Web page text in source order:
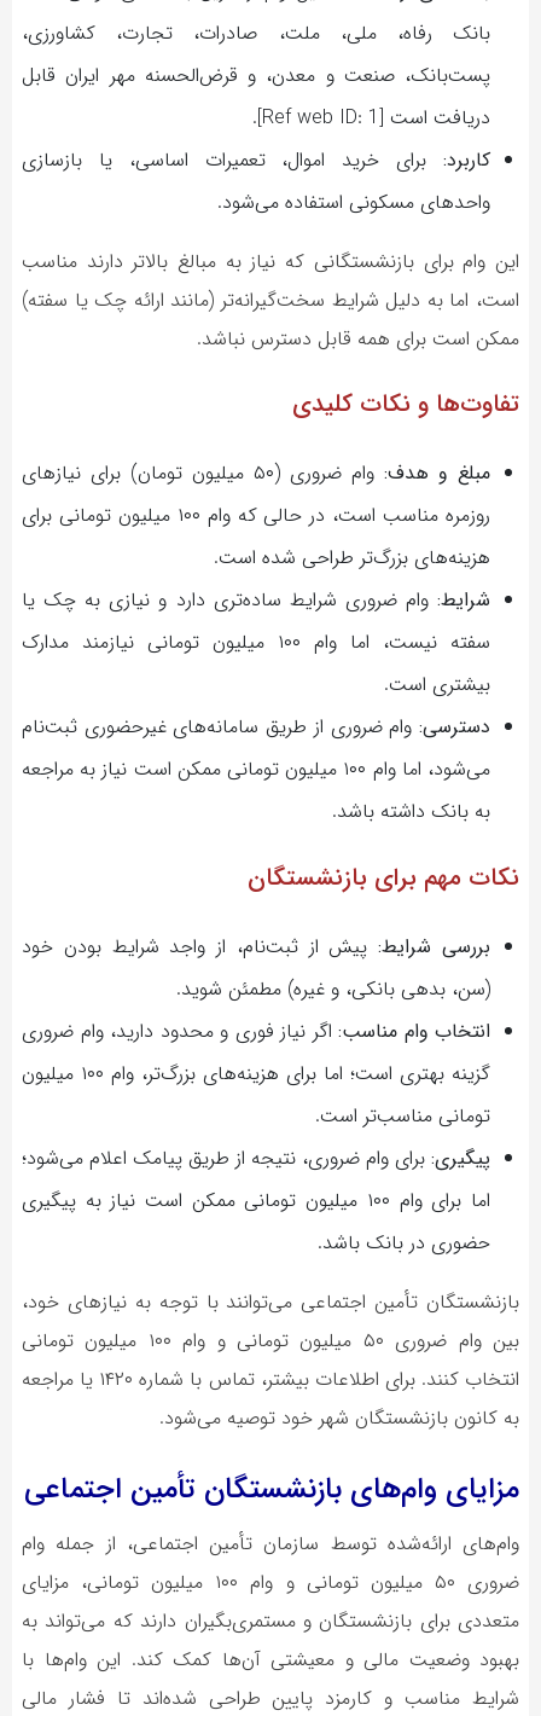
بانک رفاه، ملی، ملت، صادرات، تجارت، کشاورزی،
پست‌بانک، صنعت و معدن، و قرض‌الحسنه مهر ایران قابل
دریافت است [Ref web ID: 1].
کاربرد: برای خرید اموال، تعمیرات اساسی، یا بازسازی
واحدهای مسکونی استفاده می‌شود.
این وام برای بازنشستگانی که نیاز به مبالغ بالاتر دارند مناسب
است، اما به دلیل شرایط سخت‌گیرانه‌تر (مانند ارائه چک یا سفته)
ممکن است برای همه قابل دسترس نباشد.
تفاوت‌ها و نکات کلیدی
مبلغ و هدف:
وام ضروری (۵۰ میلیون تومان) برای نیازهای
روزمره مناسب است، در حالی که وام ۱۰۰ میلیون تومانی برای
هزینه‌های بزرگ‌تر طراحی شده است.
شرایط: وام ضروری شرایط ساده‌تری دارد و نیازی به چک یا
سفته نیست، اما وام ۱۰۰ میلیون تومانی نیازمند مدارک
بیشتری است.
دسترسی: وام ضروری از طریق سامانه‌های غیرحضوری ثبت‌نام
می‌شود، اما وام ۱۰۰ میلیون تومانی ممکن است نیاز به مراجعه
به بانک داشته باشد.
نکات مهم برای بازنشستگان
بررسی شرایط:پیش از ثبت‌نام، از واجد شرایط بودن خود
(سن، بدهی بانکی، و غیره) مطمئن شوید.
انتخاب وام مناسب: اگر نیاز فوری و محدود دارید، وام ضروری
گزینه بهتری است؛ اما برای هزینه‌های بزرگ‌تر، وام ۱۰۰ میلیون
تومانی مناسب‌تر است.
پیگیری: برای وام ضروری، نتیجه از طریق پیامک اعلام می‌شود؛
اما برای وام ۱۰۰ میلیون تومانی ممکن است نیاز به پیگیری
حضوری در بانک باشد.
بازنشستگان تأمین اجتماعی می‌توانند با توجه به نیازهای خود،
بین وام ضروری ۵۰ میلیون تومانی و وام ۱۰۰ میلیون تومانی
انتخاب کنند. برای اطلاعات بیشتر، تماس با شماره ۱۴۲۰ یا مراجعه
به کانون بازنشستگان شهر خود توصیه می‌شود.
مزایای وام‌های بازنشستگان تأمین اجتماعی
وام‌های ارائه‌شده توسط سازمان تأمین اجتماعی، از جمله وام
ضروری ۵۰ میلیون تومانی و وام ۱۰۰ میلیون تومانی، مزایای
متعددی برای بازنشستگان و مستمری‌بگیران دارند که می‌تواند به
بهبود وضعیت مالی و معیشتی آن‌ها کمک کند. این وام‌ها با
شرایط مناسب و کارمزد پایین طراحی شده‌اند تا فشار مالی